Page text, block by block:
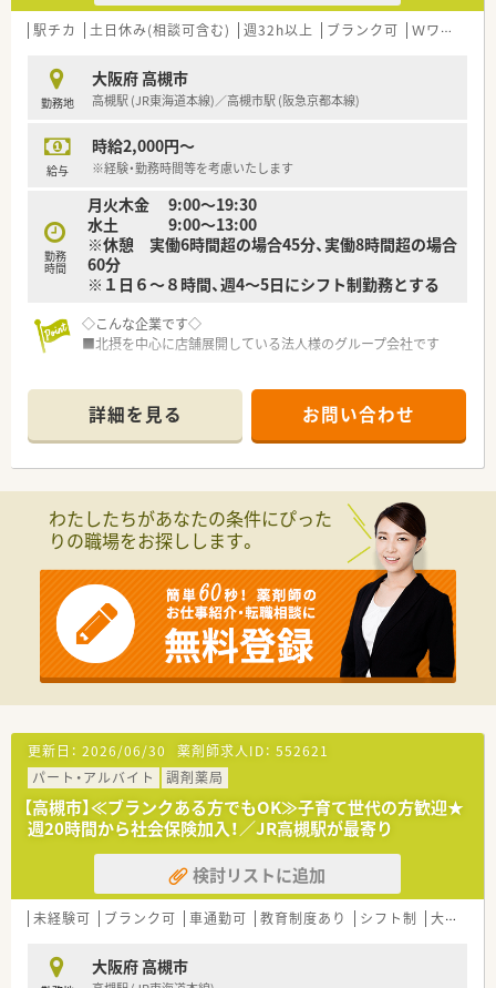
駅チカ 土日休み(相談可含む) 週32h以上 ブランク可 Ｗワーク可
勤務地
大阪府 高槻市
高槻駅 (JR東海道本線)／高槻市駅 (阪急京都本線)
給与
時給2,000円～
※経験・勤務時間等を考慮いたします
勤務
時間
月火木金 9:00～19:30
水土 9:00～13:00
※休憩 実働6時間超の場合45分、実働8時間超の場合
60分
※１日６～８時間、週4～5日にシフト制勤務とする
◇こんな企業です◇
■北摂を中心に店舗展開している法人様のグループ会社です
■JR高槻駅が最寄り駅になります！
◇こんな方にオススメ◇
■電車通勤で毎日便利のご通勤したい方！
詳細を見る お問い合わせ
わたしたちがあなたの条件にぴった
りの職場をお探しします。
更新日： 2026/06/30 薬剤師求人ID： 552621
パート・アルバイト
調剤薬局
【高槻市】≪ブランクある方でもOK≫子育て世代の方歓迎★
週20時間から社会保険加入！／JR高槻駅が最寄り
検討リストに追加
未経験可 ブランク可 車通勤可 教育制度あり シフト制 大手チェーン以外
大阪府 高槻市